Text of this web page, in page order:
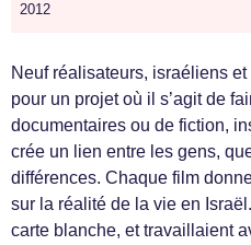
2012
Neuf réalisateurs, israéliens
pour un projet où il s’agit de
documentaires ou de fiction,
crée un lien entre les gens,
différences. Chaque film
sur la réalité de la vie en
carte blanche, et travaillaient